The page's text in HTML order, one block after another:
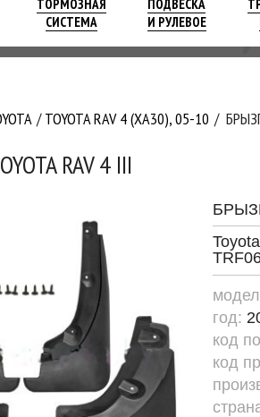
ТОРМОЗНАЯ
СИСТЕМА
ПОДВЕСКА
И РУЛЕВОЕ
TOYOTA RAV 4 (XA30), 05-10
RAV 4 III
год:
код
код